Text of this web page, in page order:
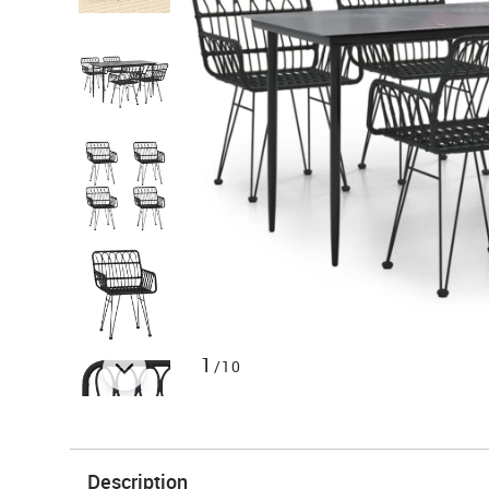
1 /10
Description